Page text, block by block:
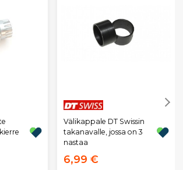
Välikappale DT Swissin
takanavalle, jossa on 3
nastaa
6,99 €